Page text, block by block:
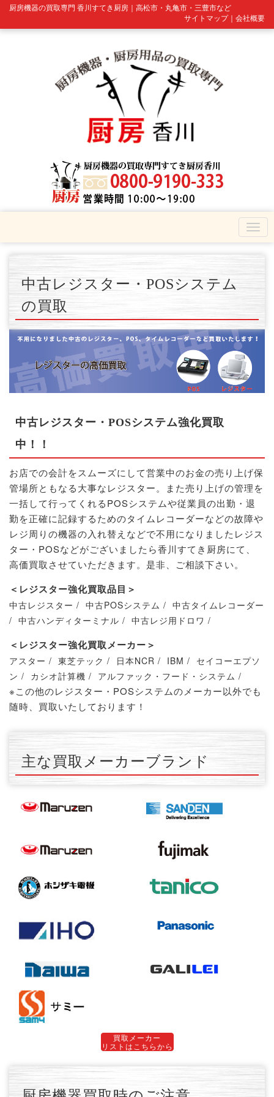
厨房機器の買取専門 香川すてき厨房｜高松市・丸亀市・三豊市など
サイトマップ｜ 会社概要
中古レジスター・POSシステム
の買取
中古レジスター・POSシステム強化買取
中！！
お店での会計をスムーズにして営業中のお金の売り上げ保
管場所ともなる大事なレジスター。また売り上げの管理を
一括して行ってくれるPOSシステムや従業員の出勤・退
勤を正確に記録するためのタイムレコーダーなどの故障や
レジ周りの機器の入れ替えなどで不用になりましたレジス
ター・POSなどがございましたら香川すてき厨房にて、
高価買取させていただきます。是非、ご相談下さい。
＜レジスター強化買取品目＞
中古レジスター / 中古POSシステム / 中古タイムレコーダー
/ 中古ハンディターミナル / 中古レジ用ドロワ /
＜レジスター強化買取メーカー＞
アスター / 東芝テック / 日本NCR / IBM / セイコーエプソ
ン / カシオ計算機 / アルファック・フード・システム /
※この他のレジスター・POSシステムのメーカー以外でも
随時、買取いたしております！
主な買取メーカーブランド
買取メーカー
リストはこちらから